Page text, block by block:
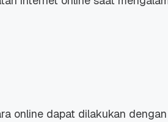
online dapat dilakukan